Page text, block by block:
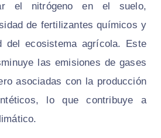
el nitrógeno en el suelo,
de fertilizantes químicos y
del ecosistema agrícola. Este
las emisiones de gases
asociadas con la producción
lo que contribuye a